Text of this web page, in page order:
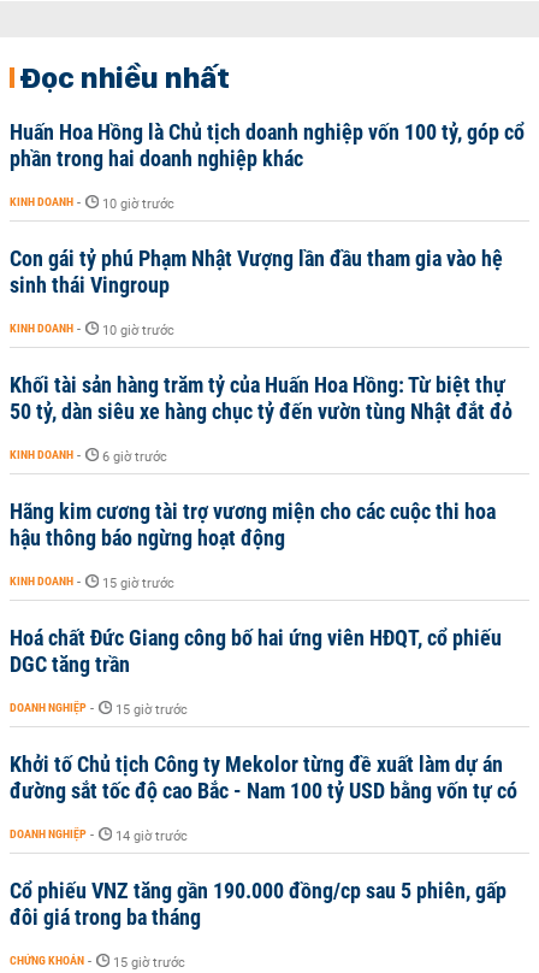
Đọc nhiều nhất
Huấn Hoa Hồng là Chủ tịch doanh nghiệp vốn 100 tỷ, góp cổ
phần trong hai doanh nghiệp khác
KINH DOANH - 10 giờ trước
Con gái tỷ phú Phạm Nhật Vượng lần đầu tham gia vào hệ
sinh thái Vingroup
KINH DOANH - 10 giờ trước
Khối tài sản hàng trăm tỷ của Huấn Hoa Hồng: Từ biệt thự
50 tỷ, dàn siêu xe hàng chục tỷ đến vườn tùng Nhật đắt đỏ
KINH DOANH - 6 giờ trước
Hãng kim cương tài trợ vương miện cho các cuộc thi hoa
hậu thông báo ngừng hoạt động
KINH DOANH - 15 giờ trước
Hoá chất Đức Giang công bố hai ứng viên HĐQT, cổ phiếu
DGC tăng trần
DOANH NGHIỆP - 15 giờ trước
Khởi tố Chủ tịch Công ty Mekolor từng đề xuất làm dự án
đường sắt tốc độ cao Bắc - Nam 100 tỷ USD bằng vốn tự có
DOANH NGHIỆP - 14 giờ trước
Cổ phiếu VNZ tăng gần 190.000 đồng/cp sau 5 phiên, gấp
đôi giá trong ba tháng
CHỨNG KHOÁN - 15 giờ trước